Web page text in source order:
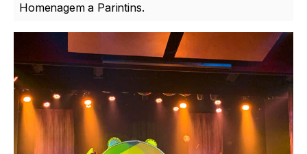
Homenagem a Parintins.